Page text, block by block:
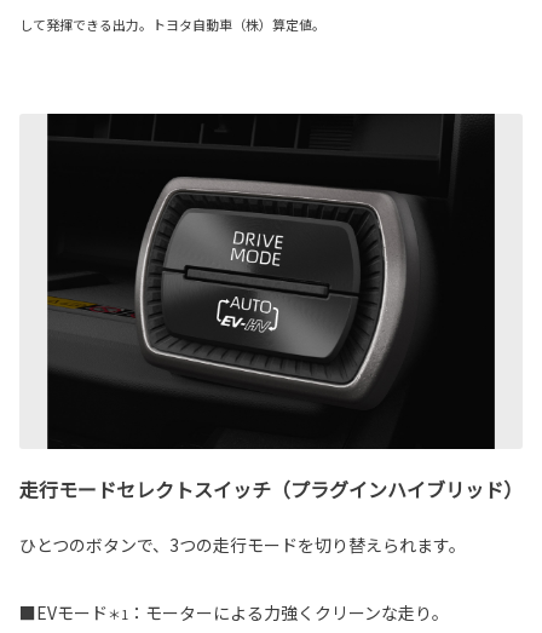
して発揮できる出力。トヨタ自動車（株）算定値。
走行モードセレクトスイッチ（プラグインハイブリッド）
ひとつのボタンで、3つの走行モードを切り替えられます。
■EVモード ＊1 ：モーターによる力強くクリーンな走り。